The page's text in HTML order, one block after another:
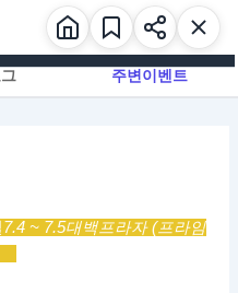
주변이벤트
7.4 ~ 7.5대백프라자 (프라임